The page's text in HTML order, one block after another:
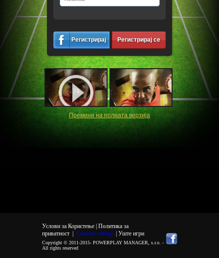
Регистрирај
се
Регистрирај се
Премини на полната верзија
Услови за Користење | Политика за
приватност| Cookies settings | Уште игри
Copyright © 2011-2015- POWERPLAY MANAGER, s.r.o. -
All rights reserved